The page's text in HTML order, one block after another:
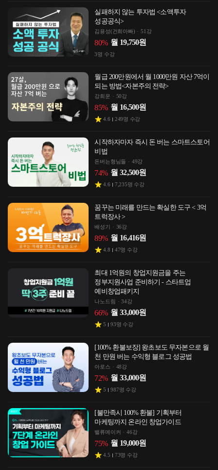
실패하지 않는 투자법 <소액투자
성공공식>
김용성(건희아빠) 51강
80% 월 19,750원
3명 수강
월급 200만원에서 월 1000만원 자산 7억이
되는 방법<자본주의 전략>
강희운 50강
85% 월 16,500원
4.6 249명 수강
시작하자마자 즉시 돈 버는 스마트스토어
비법
돈버는형님들 49강
74% 월 32,500원
4.6 7,235명 수강
꿈꾸는 미래를 만드는 확실한 도구 < 3억
트럭장사 >
배성기 36강
89% 월 16,416원
4.8 47명 수강
최대 1억원의 창업지원금을 주는
정부지원사업 준비하기 - 스타트업
예비창업패키지
나노드림 34강
66% 월 33,000원
5 93명 수강
[100% 환불보장] 왕초보도 무자본으로 월
천 만원 버는 수익형 블로그 성공법
아로스 48강
72% 월 33,000원
5 987명 수강
[불만족시 100% 환불] 기획부터
마케팅까지 온라인 창업가이드
밸류메이커 46강
75% 월 19,000원
4.5 73명 수강